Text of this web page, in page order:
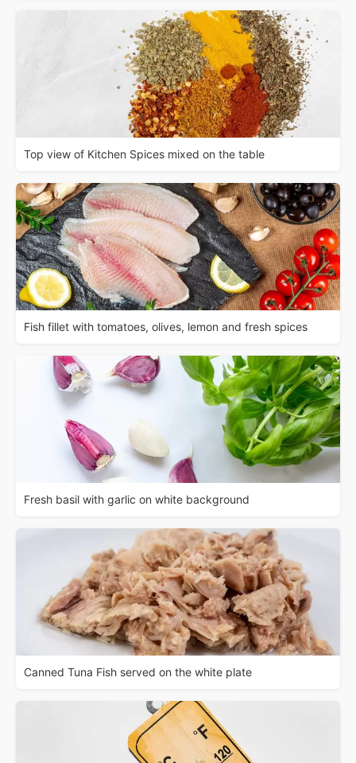
Top view of Kitchen Spices mixed on the table
Fish fillet with tomatoes, olives, lemon and fresh spices
Fresh basil with garlic on white background
Canned Tuna Fish served on the white plate